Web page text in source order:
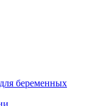
беременных